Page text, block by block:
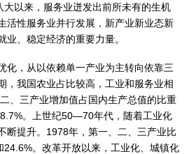
以来，服务业迸发出前所未有的生机
活性服务业并行发展，新产业新业态新
、稳定经济的重要力量。
化，从以依赖单一产业为主转向依靠三
，我国农业占比较高，工业和服务业相
、三产业增加值占国内生产总值的比重
。上世纪50—70年代，随着工业化
断提升。1978年，第一、二、三产业比
。改革开放以来，工业化、城镇化